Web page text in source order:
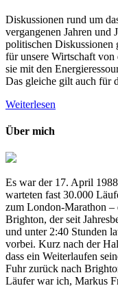
Diskussionen rund um
vergangenen Jahren und
politischen Diskussionen
für unsere Wirtschaft
sie mit den
Das gleiche gilt auch für
Weiterlesen
Über mich
Es war der 17. April
warteten fast 30.000
zum London-Marathon –
Brighton, der seit
und unter 2:40 Stunden
vorbei. Kurz nach der
dass ein Weiterlaufen
Fuhr zurück nach
Läufer war ich, Markus